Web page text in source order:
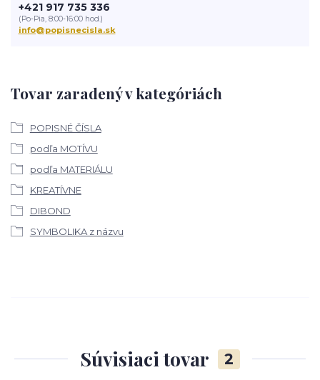
Tovar zaradený v kategóriách
POPISNÉ ČÍSLA
podľa MOTÍVU
podľa MATERIÁLU
KREATÍVNE
DIBOND
SYMBOLIKA z názvu
+421 917 735 336
(Po-Pia, 8:00-16:00 hod.)
info@popisnecisla.sk
Súvisiaci tovar 2